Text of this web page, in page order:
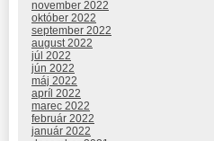
november 2022
október 2022
september 2022
august 2022
júl 2022
jún 2022
máj 2022
apríl 2022
marec 2022
február 2022
január 2022